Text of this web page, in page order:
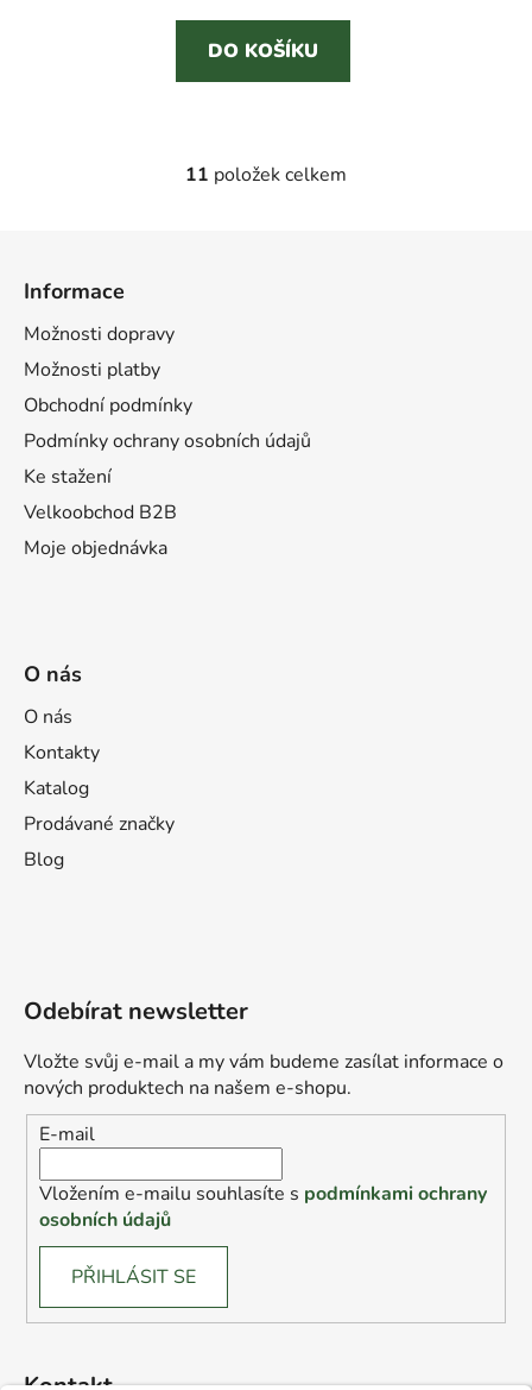
z
5
hvězdiček.
DO KOŠÍKU
O
v
11 položek celkem
Informace
Možnosti dopravy
Možnosti platby
Obchodní podmínky
Podmínky ochrany osobních údajů
Ke stažení
Velkoobchod B2B
Moje objednávka
O nás
O nás
Kontakty
Katalog
Prodávané značky
Blog
Odebírat newsletter
Vložte svůj e-mail a my vám budeme zasílat informace o
nových produktech na našem e-shopu.
E-mail
Vložením e-mailu souhlasíte s podmínkami ochrany
osobních údajů
PŘIHLÁSIT SE